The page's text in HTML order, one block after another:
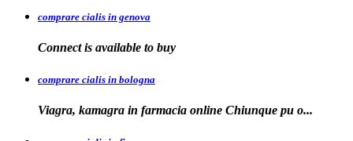
comprare cialis in genova
Connect is available to buy
comprare cialis in bologna
Viagra, kamagra in farmacia online Chiunque pu o...